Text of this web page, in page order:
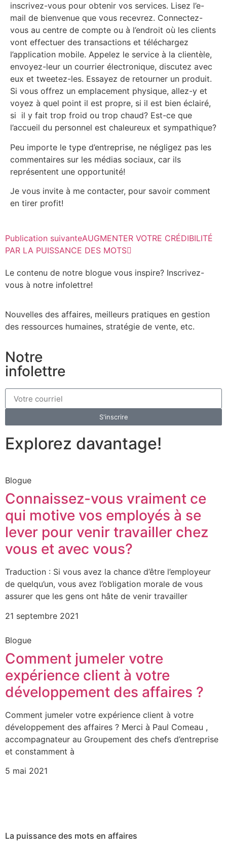
inscrivez-vous pour obtenir vos services. Lisez l’e-
mail de bienvenue que vous recevrez. Connectez-
vous au centre de compte ou à l’endroit où les clients
vont effectuer des transactions et téléchargez
l’application mobile. Appelez le service à la clientèle,
envoyez-leur un courrier électronique, discutez avec
eux et tweetez-les. Essayez de retourner un produit.
Si vous offrez un emplacement physique, allez-y et
voyez à quel point il est propre, si il est bien éclairé,
si il y fait trop froid ou trop chaud? Est-ce que
l’accueil du personnel est chaleureux et sympathique?
Peu importe le type d’entreprise, ne négligez pas les
commentaires sur les médias sociaux, car ils
représentent une opportunité!
Je vous invite à me contacter, pour savoir comment
en tirer profit!
Publication suivanteAUGMENTER VOTRE CRÉDIBILITÉ
PAR LA PUISSANCE DES MOTS
Notre
infolettre
S'inscrire
Le contenu de notre blogue vous inspire? Inscrivez-
vous à notre infolettre!
Nouvelles des affaires, meilleurs pratiques en gestion
des ressources humaines, stratégie de vente, etc.
Explorez davantage!
Blogue
Connaissez-vous vraiment ce
qui motive vos employés à se
lever pour venir travailler chez
vous et avec vous?
Traduction : Si vous avez la chance d’être l’employeur
de quelqu’un, vous avez l’obligation morale de vous
assurer que les gens ont hâte de venir travailler
21 septembre 2021
Blogue
Comment jumeler votre
expérience client à votre
développement des affaires ?
Comment jumeler votre expérience client à votre
développement des affaires ? Merci à Paul Comeau ,
accompagnateur au Groupement des chefs d’entreprise
et constamment à
5 mai 2021
La puissance des mots en affaires